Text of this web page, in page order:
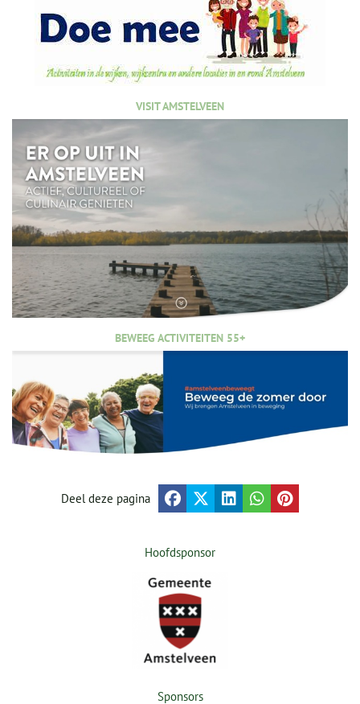
VISIT AMSTELVEEN
BEWEEG ACTIVITEITEN 55+
Deel deze pagina
Hoofdsponsor
Sponsors